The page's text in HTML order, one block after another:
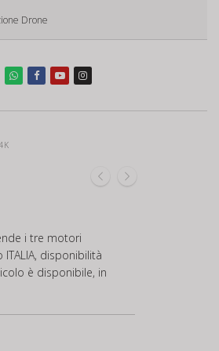
Drone
i tre motori
disponibilità
è disponibile, in